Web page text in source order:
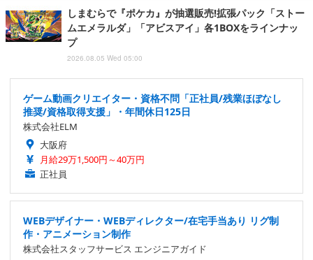
しまむらで『ポケカ』が抽選販売!拡張パック「ストー
ムエメラルダ」「アビスアイ」各1BOXをラインナッ
プ
2026.08.05 Wed 05:00
ゲーム動画クリエイター・資格不問「正社員/残業ほぼなし
推奨/資格取得支援」・年間休日125日
株式会社ELM
大阪府
月給29万1,500円～40万円
正社員
WEBデザイナー・WEBディレクター/在宅手当あり リグ制
作・アニメーション制作
株式会社スタッフサービス エンジニアガイド